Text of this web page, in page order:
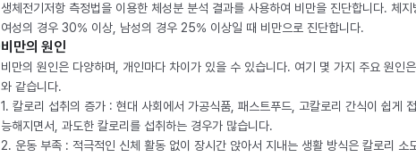
생체전기저항 측정법을 이용한 체성분 분석 결과를 사용하여 비만을 진단합니다. 체지
여성의 경우 30% 이상, 남성의 경우 25% 이상일 때 비만으로 진단합니다.
비만의 원인
비만의 원인은 다양하며, 개인마다 차이가 있을 수 있습니다. 여기 몇 가지 주요 원인
와 같습니다.
1. 칼로리 섭취의 증가 : 현대 사회에서 가공식품, 패스트푸드, 고칼로리 간식이 쉽게
능해지면서, 과도한 칼로리를 섭취하는 경우가 많습니다.
2. 운동 부족 : 적극적인 신체 활동 없이 장시간 앉아서 지내는 생활 방식은 칼로리 소